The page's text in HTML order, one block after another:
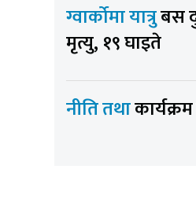
ग्वार्कोमा यात्रुबस
मृत्यु, १९ घाइते
नीति तथाकार्यक्रम